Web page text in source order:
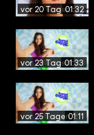
vor 20 Tagen01:32
vor 23 Tagen01:33
vor 25 Tagen01:11